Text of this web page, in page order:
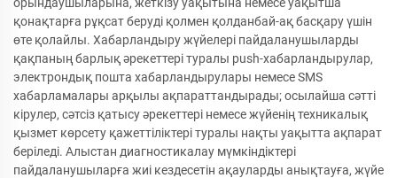
қонақтарға рұқсат беруді қолмен қолданбай-ақ басқару үшін
өте қолайлы. Хабарландыру жүйелері пайдаланушыларды
қақпаның барлық әрекеттері туралы push-хабарландырулар,
электрондық пошта хабарландырулары немесе SMS
хабарламалары арқылы ақпараттандырады; осылайша сәтті
кірулер, сәтсіз қатысу әрекеттері немесе жүйенің техникалық
қызмет көрсету қажеттіліктері туралы нақты уақытта ақпарат
беріледі. Алыстан диагностикалау мүмкіндіктері
пайдаланушыларға жиі кездесетін ақауларды анықтауға, жүйе